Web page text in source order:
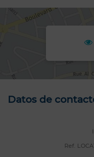
Datos de
Ref.